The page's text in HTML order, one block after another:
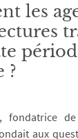
les
?
fondatrice de
aux